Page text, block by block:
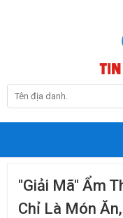
"Giải Mã" Ẩm
Chỉ Là Món